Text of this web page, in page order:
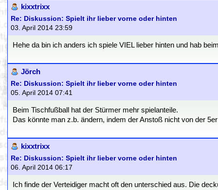
kixxtrixx
Re: Diskussion: Spielt ihr lieber vorne oder hinten
03. April 2014 23:59
Hehe da bin ich anders ich spiele VIEL lieber hinten und hab
Jörch
Re: Diskussion: Spielt ihr lieber vorne oder hinten
05. April 2014 07:41
Beim Tischfußball hat der Stürmer mehr spielanteile.
Das könnte man z.b. ändern, indem der Anstoß nicht von der
kixxtrixx
Re: Diskussion: Spielt ihr lieber vorne oder hinten
06. April 2014 06:17
Ich finde der Verteidiger macht oft den unterschied aus. Die